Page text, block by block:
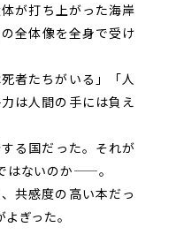
が打ち上がった海岸
全体像を全身で受け
者たちがいる」「人
は人間の手には負え
る国だった。それが
はないのか——。
共感度の高い本だっ
ぎった。